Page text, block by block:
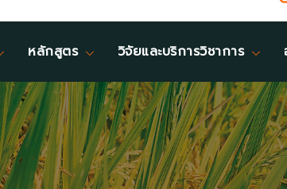
หลักสูตร วิจัยและบริการวิชาการ